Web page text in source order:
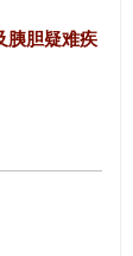
胰胆疑难疾